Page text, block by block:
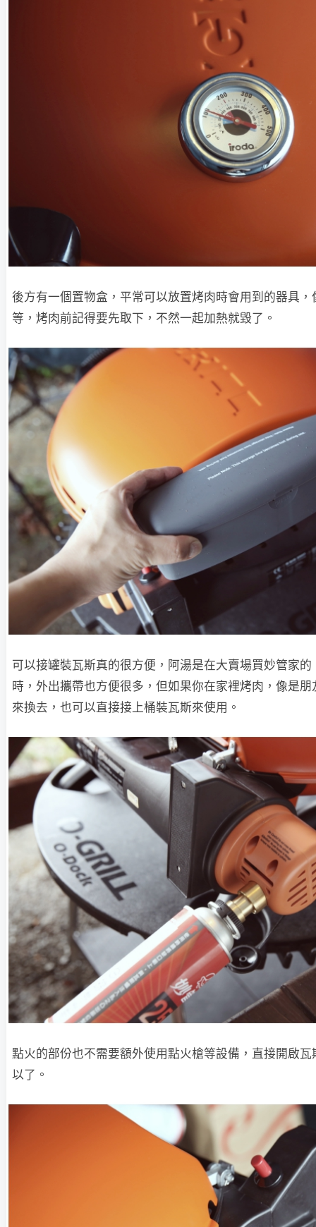
後方有一個置物盒，平常可以放置烤肉時會用到的器具
等，烤肉前記得要先取下，不然一起加熱就毀了。
可以接罐裝瓦斯真的很方便，阿湯是在大賣場買妙管家
時，外出攜帶也方便很多，但如果你在家裡烤肉，像是
來換去，也可以直接接上桶裝瓦斯來使用。
點火的部份也不需要額外使用點火槍等設備，直接開啟
以了。